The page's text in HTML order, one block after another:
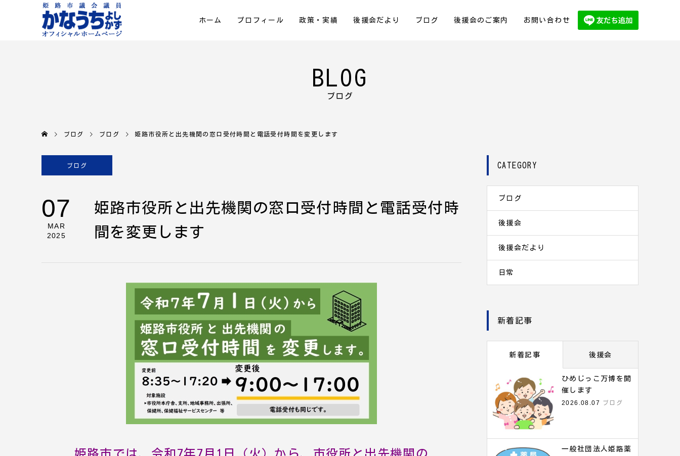
ホーム プロフィール 政策・実績 後援会だより ブログ 後援会のご案内 お問い合わせ
BLOG
ブログ
ブログ ブログ 姫路市役所と出先機関の窓口受付時間と電話受付時間を変更します
ブログ
07
MAR
2025
姫路市役所と出先機関の窓口受付時間と電話受付時
間を変更します
姫路市では、令和7年7月1日（火）から、市役所と出先機関の
CATEGORY
ブログ
後援会
後援会だより
日常
新着記事
新着記事 後援会
ひめじっこ万博を開
催します
2026.08.07
ブログ
一般社団法人姫路薬